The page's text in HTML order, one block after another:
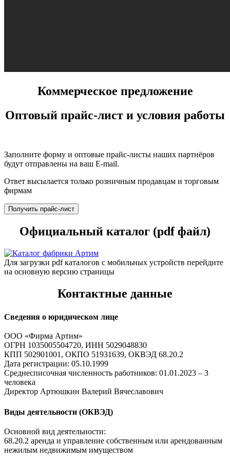
Коммерческое предложение
Оптовый прайс-лист и условия работы
Заполните форму и оптовые прайс-листы наших партнёров
будут отправлены на ваш E-mail.
Ответ высылается только розничным продавцам и торговым
фирмам
Получить прайс-лист
Официальный каталог (pdf файл)
Для загрузки pdf каталогов с мобильных устройств перейдите
на основную версию страницы
Контактные данные
Сведения о юридическом лице
ООО «Фирма Артим»
ОГРН 1035005504720, ИНН 5029048830
КПП 502901001, ОКПО 51931639, ОКВЭД 68.20.2
Дата регистрации: 05.10.1999
Среднесписочная численность работников: 01.01.2023 – 3
человека
Директор Артюшкин Валерий Вячеславович
Виды деятельности (ОКВЭД)
Основной вид деятельности:
68.20.2 аренда и управление собственным или арендованным
нежилым недвижимым имуществом